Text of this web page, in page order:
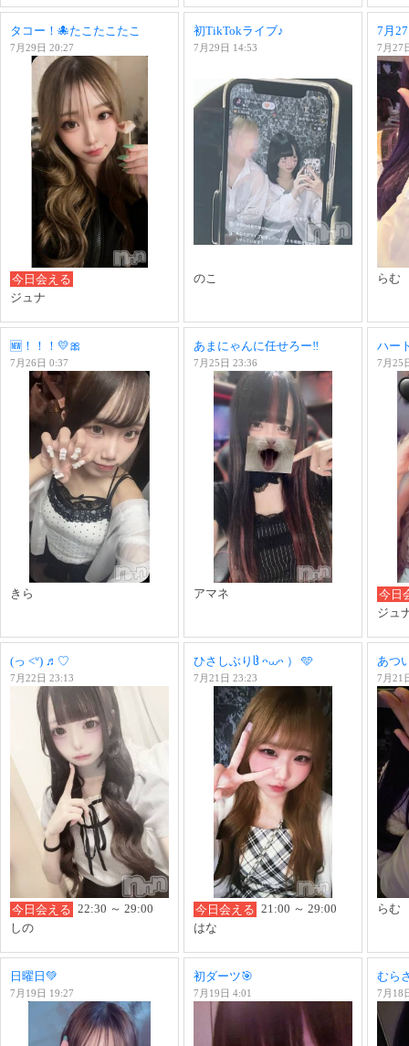
タコー！🐙たこたこたこ
7月29日 20:27
今日会える
ジュナ
初TikTokライブ♪
7月29日 14:53
のこ
7月
7月27
らむ
🆕！！！💛🎀
7月26日 0:37
きら
あまにゃんに任せろー‼️
7月25日 23:36
アマネ
ハー
7月25
今日
ジュ
(っ <ᐡ) ♬♡
7月22日 23:13
今日会える 22:30 ～ 29:00
しの
ひさしぶりჱ̒ ᴖ⩊ᴖ ）‪ ‪🩵
7月21日 23:23
今日会える 21:00 ～ 29:00
はな
あつ
7月21
らむ
日曜日💚
7月19日 19:27
初ダーツ🎯
7月19日 4:01
むら
7月18